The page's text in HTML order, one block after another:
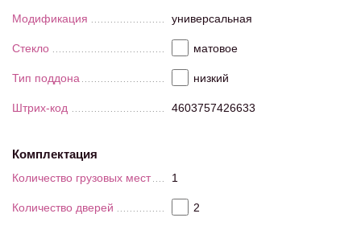
Модификация
универсальная
Стекло матовое
Тип поддона низкий
Штрих-код 4603757426633
Комплектация
Количество грузовых мест 1
Количество дверей 2